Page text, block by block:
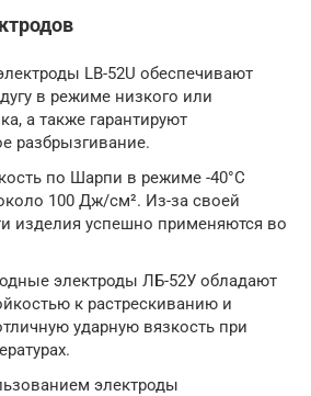
LB-52U обеспечивают
в режиме низкого или
а также гарантируют
разбрызгивание.
по Шарпи в режиме -40°С
100 Дж/см². Из-за своей
изделия успешно применяются во
электроды ЛБ-52У обладают
к растрескиванию и
ударную вязкость при
электроды